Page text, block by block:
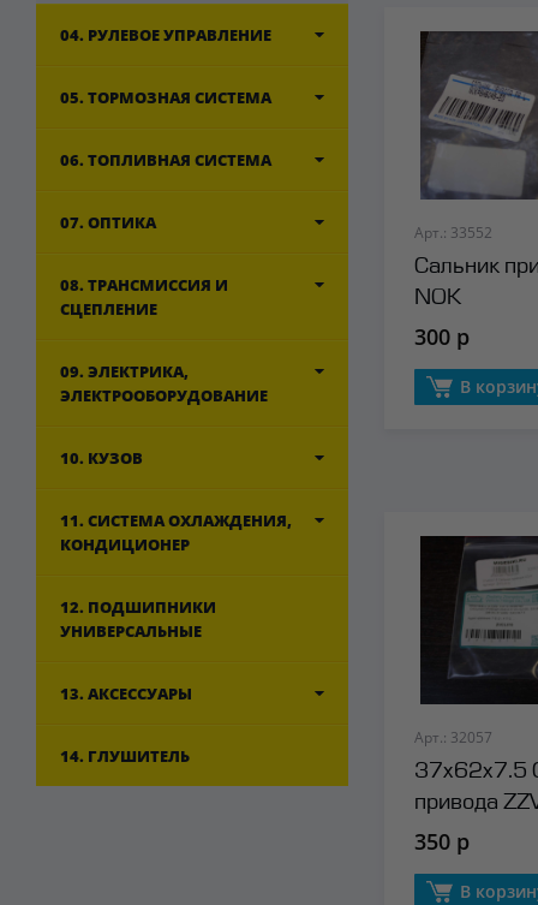
04. РУЛЕВОЕ УПРАВЛЕНИЕ
05. ТОРМОЗНАЯ СИСТЕМА
06. ТОПЛИВНАЯ СИСТЕМА
07. ОПТИКА
08. ТРАНСМИССИЯ И
СЦЕПЛЕНИЕ
09. ЭЛЕКТРИКА,
ЭЛЕКТРООБОРУДОВАНИЕ
10. КУЗОВ
11. СИСТЕМА ОХЛАЖДЕНИЯ,
КОНДИЦИОНЕР
12. ПОДШИПНИКИ
УНИВЕРСАЛЬНЫЕ
13. АКСЕССУАРЫ
14. ГЛУШИТЕЛЬ
Арт.: 33552
Сальник
NOK
300 р
В
Арт.: 32057
37x62x7.5
привода
350 р
В